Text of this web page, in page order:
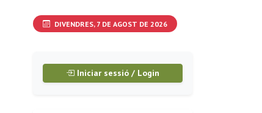
DIVENDRES, 7 DE AGOST DE 2026
Iniciar sessió / Login